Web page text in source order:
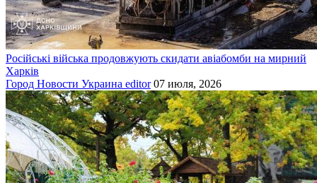
Російські війська продовжують скидати авіабомби на мирний
Харків
Город Новости Украина editor 07 июля, 2026